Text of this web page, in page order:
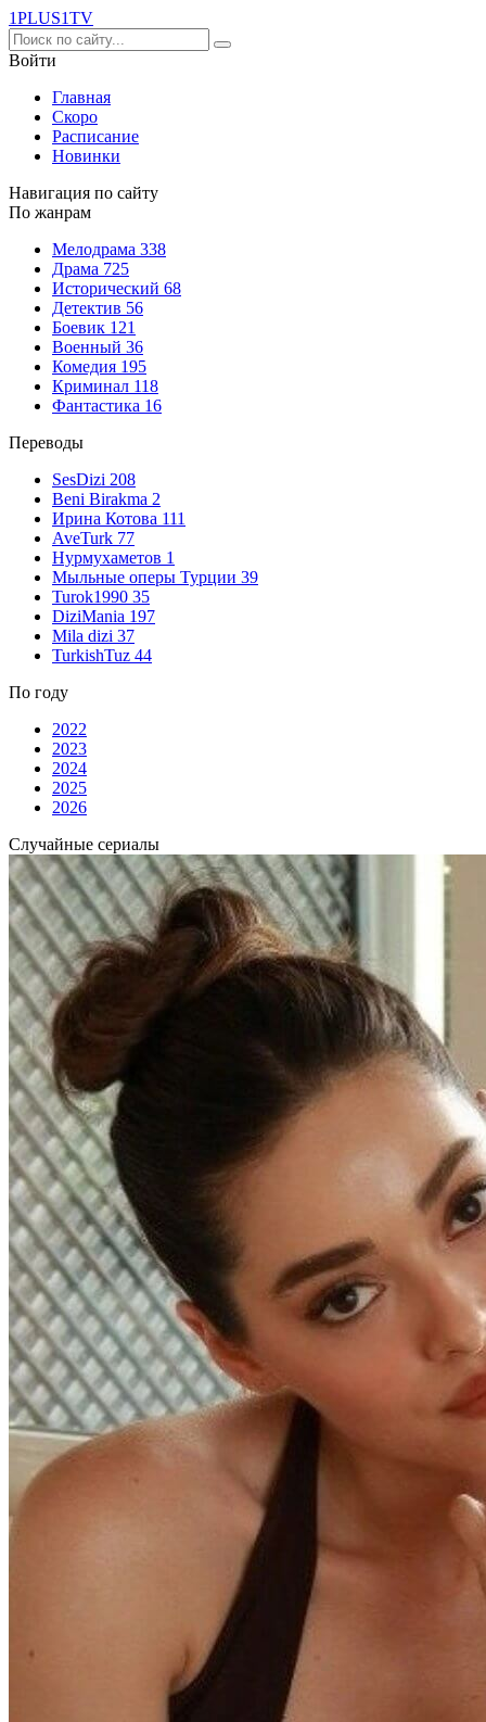
1PLUS1TV
Войти
Главная
Скоро
Расписание
Новинки
Навигация по сайту
По жанрам
Мелодрама 338
Драма 725
Исторический 68
Детектив 56
Боевик 121
Военный 36
Комедия 195
Криминал 118
Фантастика 16
Переводы
SesDizi 208
Beni Birakma 2
Ирина Котова 111
AveTurk 77
Нурмухаметов 1
Мыльные оперы Турции 39
Turok1990 35
DiziMania 197
Mila dizi 37
TurkishTuz 44
По году
2022
2023
2024
2025
2026
Случайные сериалы